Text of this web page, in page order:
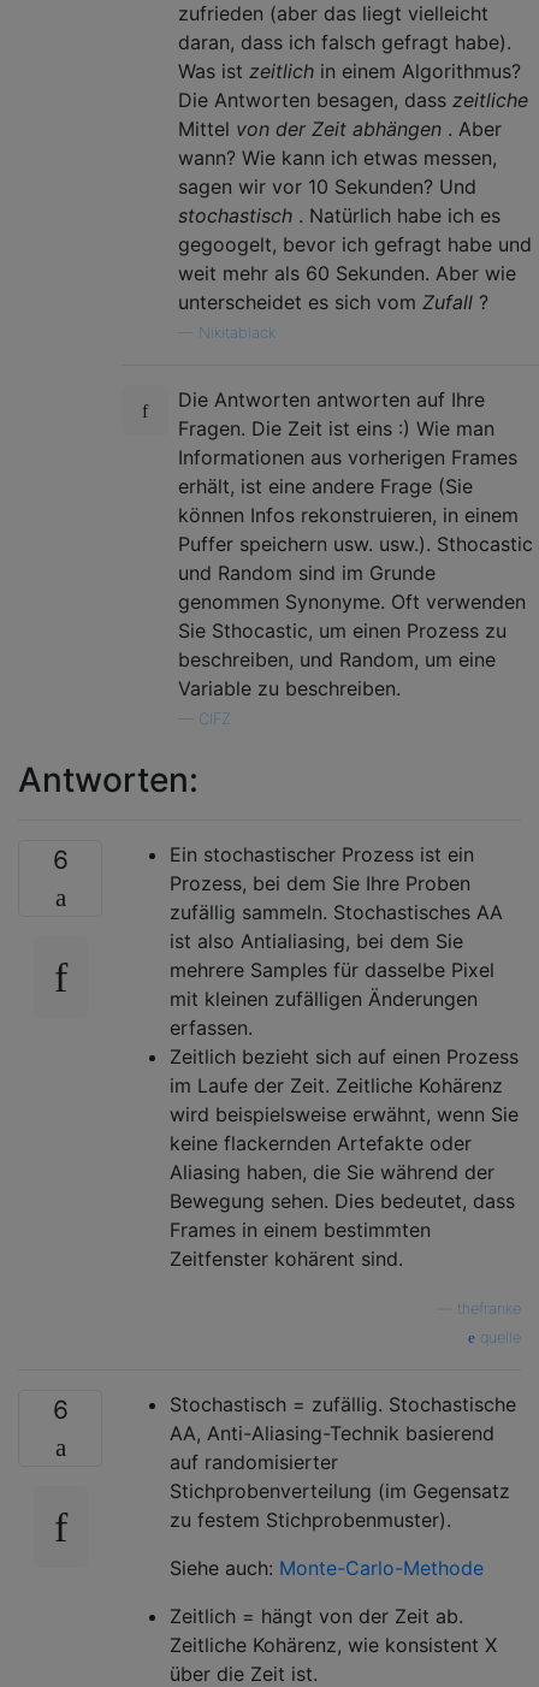
zufrieden (aber das liegt vielleicht
daran, dass ich falsch gefragt habe).
Was ist zeitlich in einem Algorithmus?
Die Antworten besagen, dass zeitliche
Mittel von der Zeit abhängen . Aber
wann? Wie kann ich etwas messen,
sagen wir vor 10 Sekunden? Und
stochastisch . Natürlich habe ich es
gegoogelt, bevor ich gefragt habe und
weit mehr als 60 Sekunden. Aber wie
unterscheidet es sich vom Zufall ?
Nikitablack
Die Antworten antworten auf Ihre
Fragen. Die Zeit ist eins :) Wie man
Informationen aus vorherigen Frames
erhält, ist eine andere Frage (Sie
können Infos rekonstruieren, in einem
Puffer speichern usw. usw.). Sthocastic
und Random sind im Grunde
genommen Synonyme. Oft verwenden
Sie Sthocastic, um einen Prozess zu
beschreiben, und Random, um eine
Variable zu beschreiben.
CIFZ
Antworten:
6
Ein stochastischer Prozess ist ein
Prozess, bei dem Sie Ihre Proben
zufällig sammeln. Stochastisches AA
ist also Antialiasing, bei dem Sie
mehrere Samples für dasselbe Pixel
mit kleinen zufälligen Änderungen
erfassen.
Zeitlich bezieht sich auf einen Prozess
im Laufe der Zeit. Zeitliche Kohärenz
wird beispielsweise erwähnt, wenn Sie
keine flackernden Artefakte oder
Aliasing haben, die Sie während der
Bewegung sehen. Dies bedeutet, dass
Frames in einem bestimmten
Zeitfenster kohärent sind.
thefranke
quelle
6
Stochastisch = zufällig. Stochastische
AA, Anti-Aliasing-Technik basierend
auf randomisierter
Stichprobenverteilung (im Gegensatz
zu festem Stichprobenmuster).
Siehe auch: Monte-Carlo-Methode
Zeitlich = hängt von der Zeit ab.
Zeitliche Kohärenz, wie konsistent X
über die Zeit ist.